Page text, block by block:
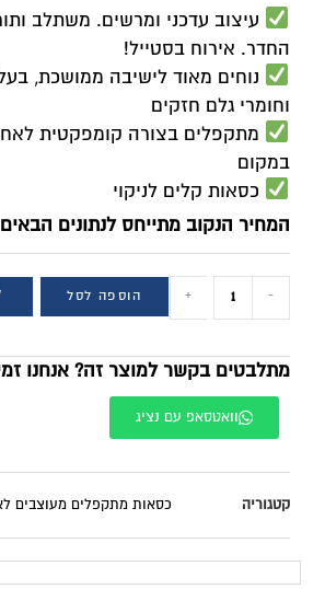
עיצוב עדכני ומרשים. משתלב
החדר. אירוח בסטייל!
נוחים מאוד לישיבה ממושכת,
וחומרי גלם חזקים
מתקפלים בצורה קומפקטית
במקום
כסאות קלים לניקוי
המחיר הנקוב מתייחס לנתונים
-
+ הוספה לסל
מתלבטים בקשר למוצר זה? אנחנו
וואטסאפ עם נציג
קטגוריה כסאות מתקפלים מעוצבים